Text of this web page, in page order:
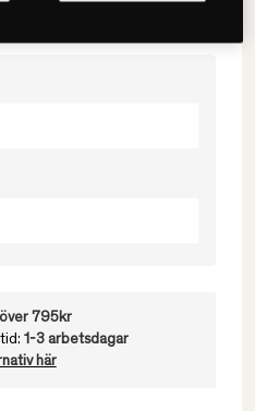
795kr
1-3 arbetsdagar
här